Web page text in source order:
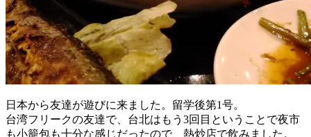
日本から友達が遊びに来ました。留学後第1号。
台湾フリークの友達で、台北はもう3回目ということで夜市
も小籠包も十分な感じだったので、熱炒店で飲みました。